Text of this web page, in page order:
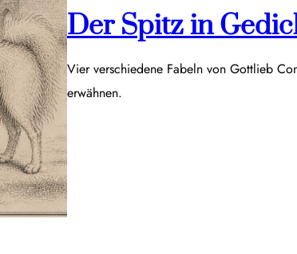
Der Spitz in
Vier verschiedene Fabeln von Gottlieb
erwähnen.